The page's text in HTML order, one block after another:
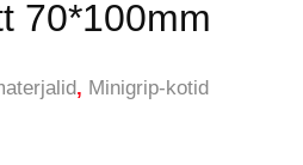
70*100mm
, Minigrip-kotid